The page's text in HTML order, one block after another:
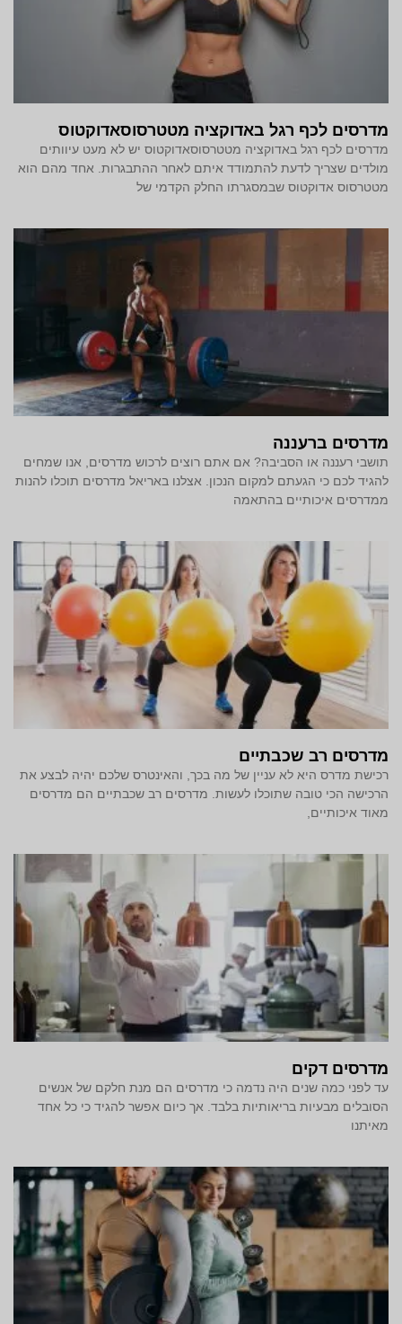
מדרסים לכף רגל באדוקציה מטטרסוסאדוקטוס
מדרסים לכף רגל באדוקציה מטטרסוסאדוקטוס יש לא מעט עיוותים
מולדים שצריך לדעת להתמודד איתם לאחר ההתבגרות. אחד מהם הוא
מטטרסוס אדוקטוס שבמסגרתו החלק הקדמי של
מדרסים ברעננה
תושבי רעננה או הסביבה? אם אתם רוצים לרכוש מדרסים, אנו שמחים
להגיד לכם כי הגעתם למקום הנכון. אצלנו באריאל מדרסים תוכלו להנות
ממדרסים איכותיים בהתאמה
מדרסים רב שכבתיים
רכישת מדרס היא לא עניין של מה בכך, והאינטרס שלכם יהיה לבצע את
הרכישה הכי טובה שתוכלו לעשות. מדרסים רב שכבתיים הם מדרסים
מאוד איכותיים,
מדרסים דקים
עד לפני כמה שנים היה נדמה כי מדרסים הם מנת חלקם של אנשים
הסובלים מבעיות בריאותיות בלבד. אך כיום אפשר להגיד כי כל אחד
מאיתנו